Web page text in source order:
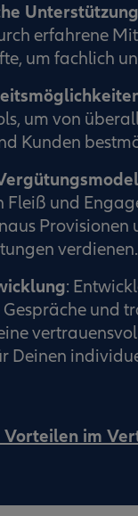
Unterstützung
erfahrene
um fachlich
um von
Kunden
Fleiß und
Provisionen
verdienen.
:
und
Deinen
Vorteilen im